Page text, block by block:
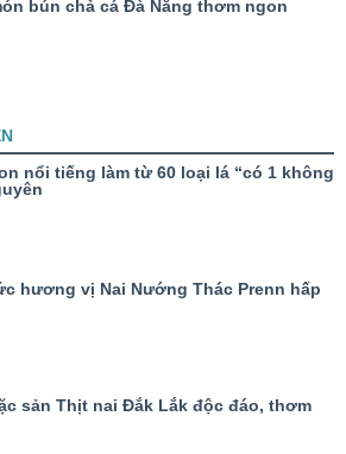
bún chả cá Đà Nẵng thơm ngon
nổi tiếng làm từ 60 loại lá “có 1 không
hương vị Nai Nướng Thác Prenn hấp
sản Thịt nai Đắk Lắk độc đáo, thơm